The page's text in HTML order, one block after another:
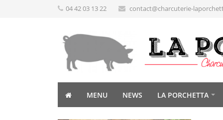
04 42 03 13 22 contact@charcuterie-
MENU NEWS LA PORCHETTA